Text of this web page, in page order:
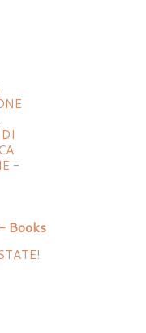
-
Books